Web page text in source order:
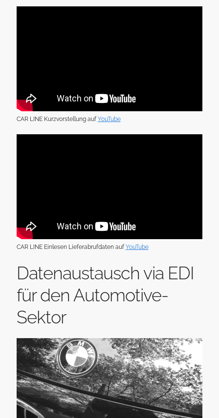
CAR LINE Kurzvorstellung auf YouTube
CAR LINE Einlesen Lieferabrufdaten auf YouTube
Datenaustausch via EDI
für den Automotive-
Sektor